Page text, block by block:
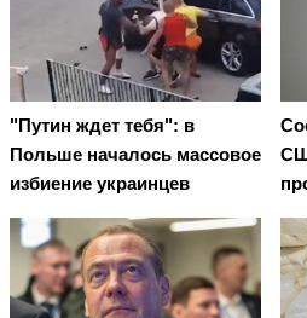
"Путин ждет тебя": в
Польше началось массовое
избиение украинцев